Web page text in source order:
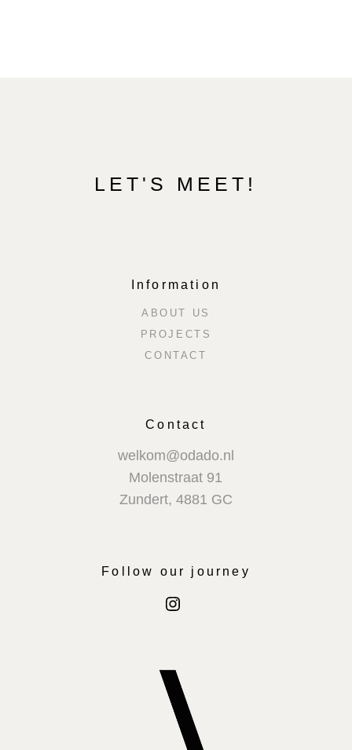
LET'S MEET!
Information
ABOUT US
PROJECTS
CONTACT
Contact
welkom@odado.nl
Molenstraat 91
Zundert, 4881 GC
Follow our journey